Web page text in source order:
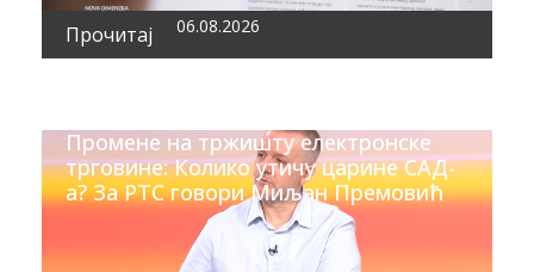
Прочитај 06.08.2026
Промене на тржишту електронске
трговине: Колико утичу царине САД-
а? За РТС говори Миљан Премовић